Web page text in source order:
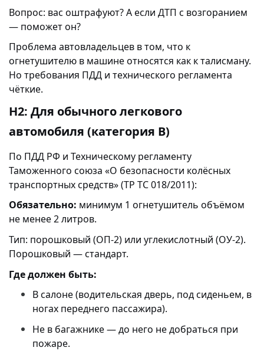
Вопрос: вас оштрафуют? А если ДТП с возгоранием
— поможет он?
Проблема автовладельцев в том, что к
огнетушителю в машине относятся как к талисману.
Но требования ПДД и технического регламента
чёткие.
H2: Для обычного легкового
автомобиля (категория B)
По ПДД РФ и Техническому регламенту
Таможенного союза «О безопасности колёсных
транспортных средств» (ТР ТС 018/2011):
Обязательно: минимум 1 огнетушитель объёмом
не менее 2 литров.
Тип: порошковый (ОП-2) или углекислотный (ОУ-2).
Порошковый — стандарт.
Где должен быть:
В салоне (водительская дверь, под сиденьем, в
ногах переднего пассажира).
Не в багажнике — до него не добраться при
пожаре.